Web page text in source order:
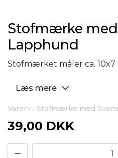
Stofmærke med
Lapphund
Stofmærket måler ca. 10x7
Læs mere
Varenr.: Stofmærke med
39,00 DKK